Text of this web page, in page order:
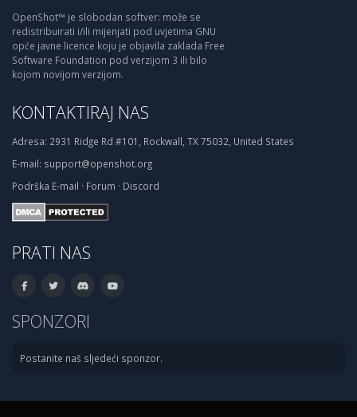
OpenShot™ je slobodan softver: može se
redistribuirati i/ili mijenjati pod uvjetima GNU
opće javne licence koju je objavila zaklada Free
Software Foundation pod verzijom 3 ili bilo
kojom novijom verzijom.
KONTAKTIRAJ NAS
Adresa: 2931 Ridge Rd #101, Rockwall, TX 75032, United States
E-mail: support@openshot.org
Podrška E-mail · Forum · Discord
PRATI NAS
SPONZORI
Postanite naš sljedeći sponzor.